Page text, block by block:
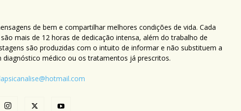
de bem e compartilhar melhores condições de vida. Cada
mais de 12 horas de dedicação intensa, além do trabalho de
são produzidas com o intuito de informar e não substituem a
médico ou os tratamentos já prescritos.